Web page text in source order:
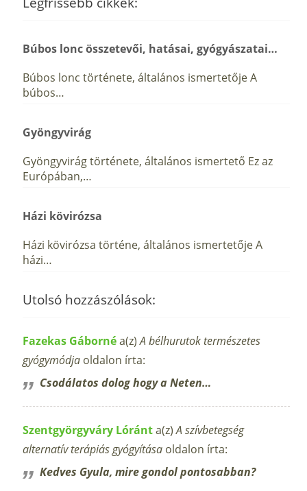
Búbos lonc összetevői, hatásai, gyógyászatai…
Búbos lonc története, általános ismertetője A
búbos…
Gyöngyvirág
Gyöngyvirág története, általános ismertető Ez az
Európában,…
Házi kövirózsa
Házi kövirózsa történe, általános ismertetője A
házi…
Utolsó hozzászólások:
Fazekas Gábornéa(z)A bélhurutok természetes
gyógymódja oldalon írta:
Csodálatos dolog hogy a Neten…
Szentgyörgyváry Lóránta(z)A szívbetegség
alternatív terápiás gyógyítása oldalon írta:
Kedves Gyula, mire gondol pontosabban?